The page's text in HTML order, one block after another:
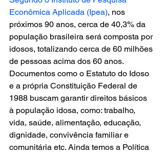
Econômica Aplicada (Ipea), nos
próximos 90 anos, cerca de 40,3% da
população brasileira será composta por
idosos, totalizando cerca de 60 milhões
de pessoas acima dos 60 anos.
Documentos como o Estatuto do Idoso
e a própria Constituição Federal de
1988 buscam garantir direitos básicos
à população idosa, como: trabalho,
vida, saúde, alimentação, educação,
dignidade, convivência familiar e
comunitária etc. Ainda temos a Política